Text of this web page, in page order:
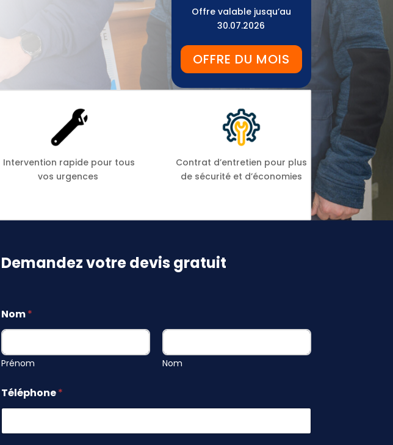
Offre valable jusqu’au
30.07.2026
OFFRE DU MOIS
Intervention rapide pour tous
vos urgences
Contrat d’entretien pour plus
de sécurité et d’économies
Demandez votre devis gratuit
é
l
p
h
n
e
T
l
Nom*
Prénom Nom
Téléphone*